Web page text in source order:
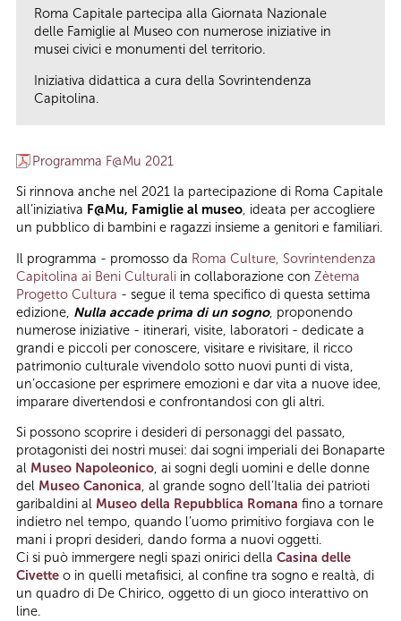
Roma Capitale partecipa alla Giornata Nazionale
delle Famiglie al Museo con numerose iniziative in
musei civici e monumenti del territorio.
Iniziativa didattica a cura della Sovrintendenza
Capitolina.
Programma F@Mu 2021
Si rinnova anche nel 2021 la partecipazione di Roma Capitale
all’iniziativa F@Mu, Famiglie al museo, ideata per accogliere
un pubblico di bambini e ragazzi insieme a genitori e familiari.
Il programma - promosso da Roma Culture, Sovrintendenza
Capitolina ai Beni Culturali in collaborazione con Zètema
Progetto Cultura - segue il tema specifico di questa settima
edizione, Nulla accade prima di un sogno, proponendo
numerose iniziative - itinerari, visite, laboratori - dedicate a
grandi e piccoli per conoscere, visitare e rivisitare, il ricco
patrimonio culturale vivendolo sotto nuovi punti di vista,
un’occasione per esprimere emozioni e dar vita a nuove idee,
imparare divertendosi e confrontandosi con gli altri.
Si possono scoprire i desideri di personaggi del passato,
protagonisti dei nostri musei: dai sogni imperiali dei Bonaparte
al Museo Napoleonico, ai sogni degli uomini e delle donne
del Museo Canonica, al grande sogno dell’Italia dei patrioti
garibaldini al Museo della Repubblica Romana fino a tornare
indietro nel tempo, quando l’uomo primitivo forgiava con le
mani i propri desideri, dando forma a nuovi oggetti.
Ci si può immergere negli spazi onirici della Casina delle
Civette o in quelli metafisici, al confine tra sogno e realtà, di
un quadro di De Chirico, oggetto di un gioco interattivo on
line.